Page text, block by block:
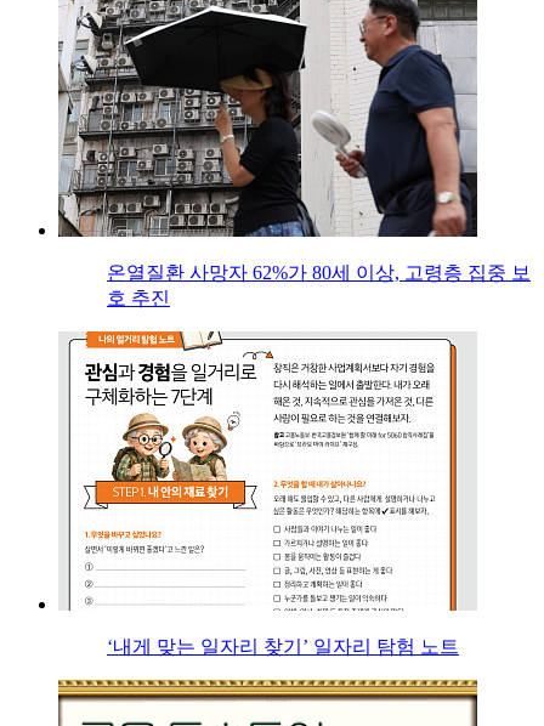
온열질환 사망자 62%가 80세 이상, 고령층 집중 보
호 추진
‘내게 맞는 일자리 찾기’ 일자리 탐험 노트